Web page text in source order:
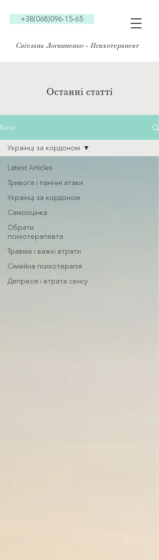
+38(068)096-15-65
Світлана Логвиненко - Психотерапевт
Останні статті
Блог
Latest Articles
Тривога і панічні атаки
Українці за кордоном
Самооцінка
Обрати
психотерапевта
Травма і важкі втрати
Сімейна психотерапія
Депресія і втрата сенсу
Українці за кордоном